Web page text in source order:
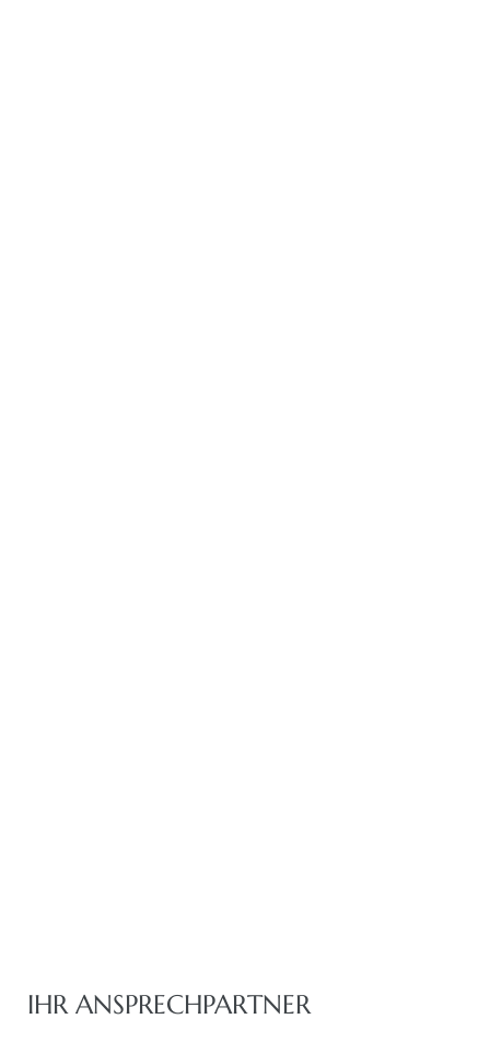
IHR ANSPRECHPARTNER